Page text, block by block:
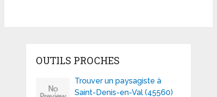
OUTILS PROCHES
Trouver un paysagiste à
Saint-Denis-en-Val (45560)